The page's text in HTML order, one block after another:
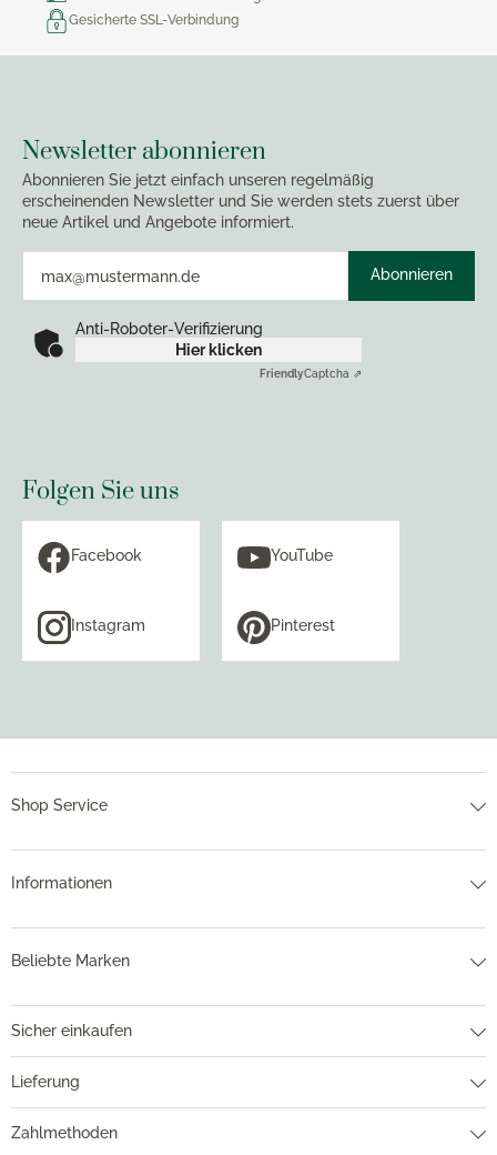
Gesicherte SSL-Verbindung
Newsletter abonnieren
Abonnieren Sie jetzt einfach unseren regelmäßig
erscheinenden Newsletter und Sie werden stets zuerst über
neue Artikel und Angebote informiert.
Abonnieren
Anti-Roboter-Verifizierung
Hier klicken
FriendlyCaptcha ⇗
Folgen Sie uns
Facebook YouTube
Instagram Pinterest
Shop Service
Informationen
Beliebte Marken
Sicher einkaufen
Lieferung
Zahlmethoden